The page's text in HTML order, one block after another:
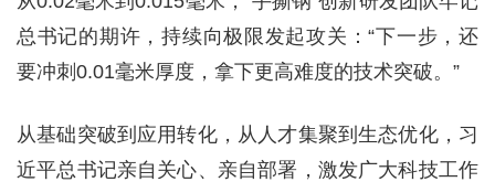
总书记的期许，持续向极限发起攻关：“下一步，还
要冲刺0.01毫米厚度，拿下更高难度的技术突破。”
从基础突破到应用转化，从人才集聚到生态优化，习
近平总书记亲自关心、亲自部署，激发广大科技工作